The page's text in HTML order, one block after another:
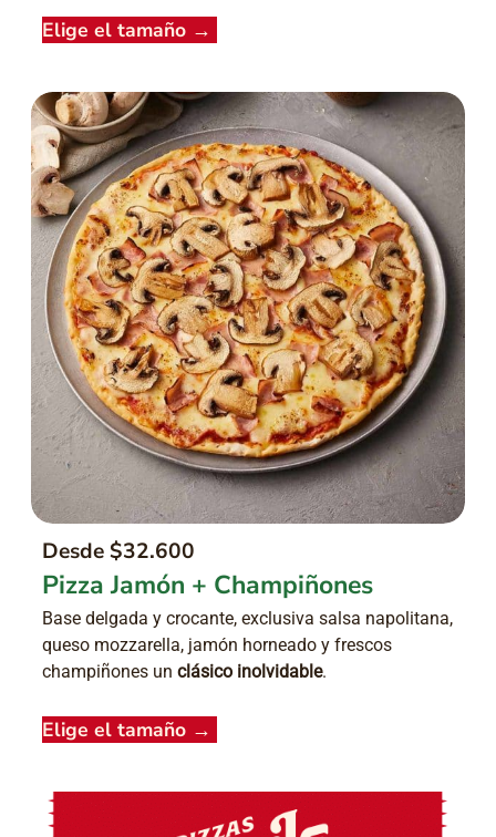
Elige el tamaño →
Desde $32.600
Pizza Jamón + Champiñones
Base delgada y crocante, exclusiva salsa napolitana,
queso mozzarella, jamón horneado y frescos
champiñones unclásico inolvidable.
Elige el tamaño →